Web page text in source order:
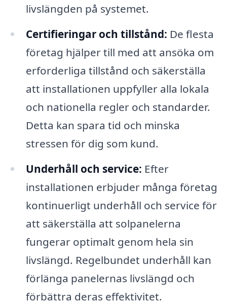
livslängden på systemet.
Certifieringar och tillstånd: De flesta
företag hjälper till med att ansöka om
erforderliga tillstånd och säkerställa
att installationen uppfyller alla lokala
och nationella regler och standarder.
Detta kan spara tid och minska
stressen för dig som kund.
Underhåll och service: Efter
installationen erbjuder många företag
kontinuerligt underhåll och service för
att säkerställa att solpanelerna
fungerar optimalt genom hela sin
livslängd. Regelbundet underhåll kan
förlänga panelernas livslängd och
förbättra deras effektivitet.